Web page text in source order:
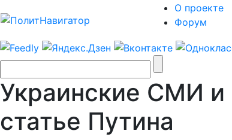
О проекте
Форум
Украинские СМИ
статье Путина